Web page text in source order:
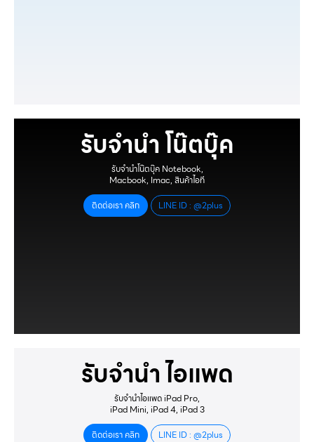
รับจำนำ โน๊ตบุ๊ค
รับจำนำโน๊ตบุ๊ค Notebook,
Macbook, Imac, สินค้าไอที
ติดต่อเรา คลิก
LINE ID : @2plus
รับจำนำ ไอแพด
รับจำนำไอแพด iPad Pro,
iPad Mini, iPad 4, iPad 3
ติดต่อเรา คลิก
LINE ID : @2plus